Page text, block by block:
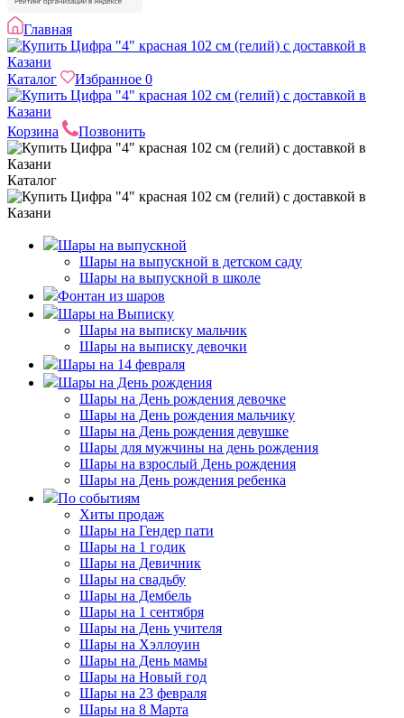
Главная
Каталог Избранное 0
Корзина Позвонить
Каталог
Шары на выпускной
Шары на выпускной в детском саду
Шары на выпускной в школе
Фонтан из шаров
Шары на Выписку
Шары на выписку мальчик
Шары на выписку девочки
Шары на 14 февраля
Шары на День рождения
Шары на День рождения девочке
Шары на День рождения мальчику
Шары на День рождения девушке
Шары для мужчины на день рождения
Шары на взрослый День рождения
Шары на День рождения ребенка
По событиям
Хиты продаж
Шары на Гендер пати
Шары на 1 годик
Шары на Девичник
Шары на свадьбу
Шары на Дембель
Шары на 1 сентября
Шары на День учителя
Шары на Хэллоуин
Шары на День мамы
Шары на Новый год
Шары на 23 февраля
Шары на 8 Марта